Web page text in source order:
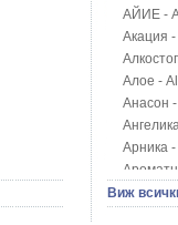
АЙИЕ -
Акация
Алое -
Анасон
Арника
Арония -
Виж